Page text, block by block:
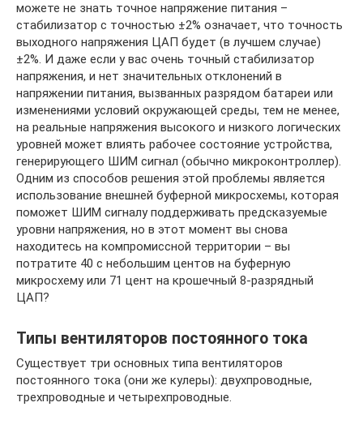
можете не знать точное напряжение питания –
стабилизатор с точностью ±2% означает, что точность
выходного напряжения ЦАП будет (в лучшем случае)
±2%. И даже если у вас очень точный стабилизатор
напряжения, и нет значительных отклонений в
напряжении питания, вызванных разрядом батареи или
изменениями условий окружающей среды, тем не менее,
на реальные напряжения высокого и низкого логических
уровней может влиять рабочее состояние устройства,
генерирующего ШИМ сигнал (обычно микроконтроллер).
Одним из способов решения этой проблемы является
использование внешней буферной микросхемы, которая
поможет ШИМ сигналу поддерживать предсказуемые
уровни напряжения, но в этот момент вы снова
находитесь на компромиссной территории – вы
потратите 40 с небольшим центов на буферную
микросхему или 71 цент на крошечный 8-разрядный
ЦАП?
Типы вентиляторов постоянного тока
Существует три основных типа вентиляторов
постоянного тока (они же кулеры): двухпроводные,
трехпроводные и четырехпроводные.